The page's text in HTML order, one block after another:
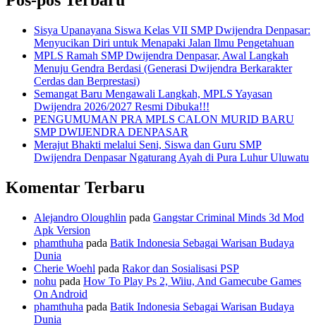
Sisya Upanayana Siswa Kelas VII SMP Dwijendra Denpasar:
Menyucikan Diri untuk Menapaki Jalan Ilmu Pengetahuan
MPLS Ramah SMP Dwijendra Denpasar, Awal Langkah
Menuju Gendra Berdasi (Generasi Dwijendra Berkarakter
Cerdas dan Berprestasi)
Semangat Baru Mengawali Langkah, MPLS Yayasan
Dwijendra 2026/2027 Resmi Dibuka!!!
PENGUMUMAN PRA MPLS CALON MURID BARU
SMP DWIJENDRA DENPASAR
Merajut Bhakti melalui Seni, Siswa dan Guru SMP
Dwijendra Denpasar Ngaturang Ayah di Pura Luhur Uluwatu
Komentar Terbaru
Alejandro Oloughlin pada Gangstar Criminal Minds 3d Mod
Apk Version
phamthuha pada Batik Indonesia Sebagai Warisan Budaya
Dunia
Cherie Woehl pada Rakor dan Sosialisasi PSP
n​o​h​u pada How To Play Ps 2, Wiiu, And Gamecube Games
On Android
phamthuha pada Batik Indonesia Sebagai Warisan Budaya
Dunia